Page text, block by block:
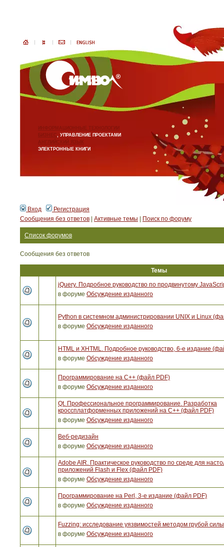
ИНФОРМАЦИОННЫЕ ТЕХНОЛОГИИ
БИЗНЕС, УПРАВЛЕНИЕ ПРОЕКТАМИ
АНГЛИЙСКИЙ ЯЗЫК
ЭЛЕКТРОННЫЕ КНИГИ
Вход
Регистрация
Сообщения без ответов
Активные темы Поиск по форуму
Список форумов
Сообщения без ответов
Темы
jQuery. Подробное руководство по продвинутому
в форуме Обсуждение изданного
Python в системном администрировании UNIX и Linux
в форуме Обсуждение изданного
HTML и XHTML. Подробное руководство, 6-е издание
в форуме Обсуждение изданного
Программирование на C++ (файл PDF)
в форуме Обсуждение изданного
Qt. Профессиональное программирование. Разработка
кроссплатформенных приложений на С++ (файл PDF)
в форуме Обсуждение изданного
Веб-редизайн
в форуме Обсуждение изданного
Adobe AIR. Практическое руководство по среде для
приложений Flash и Flex (файл PDF)
в форуме Обсуждение изданного
Программирование на Perl, 3-е издание (файл PDF)
в форуме Обсуждение изданного
Fuzzing: исследование уязвимостей методом грубой
в форуме Обсуждение изданного